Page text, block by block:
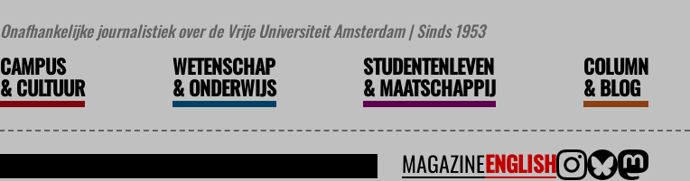
Onafhankelijke journalistiek over de Vrije Universiteit Amsterdam | Sinds 1953
CAMPUS
&CULTUUR
WETENSCHAP
&ONDERWIJS
STUDENTENLEVEN
&MAATSCHAPPIJ
COLUMN
&BLOG
MAGAZINEENGLISH